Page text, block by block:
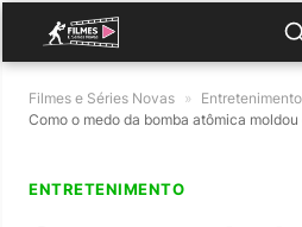
Filmes e Séries Novas » Entretenimento
Como o medo da bomba atômica
ENTRETENIMENTO